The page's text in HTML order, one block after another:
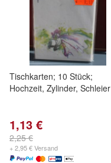
Tischkarten; 10 Stück;
Hochzeit, Zylinder, Schleier
1,13 €
2,25 €
+ 2,95 € Versand